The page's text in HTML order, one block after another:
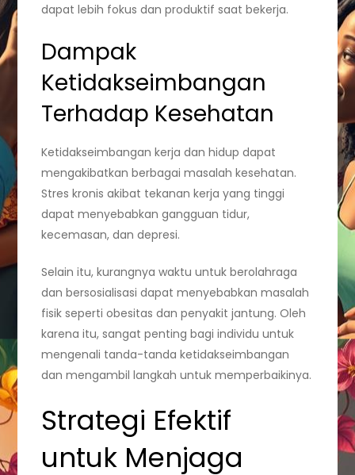
dapat lebih fokus dan produktif saat bekerja.
Dampak
Ketidakseimbangan
Terhadap Kesehatan
Ketidakseimbangan kerja dan hidup dapat
mengakibatkan berbagai masalah kesehatan.
Stres kronis akibat tekanan kerja yang tinggi
dapat menyebabkan gangguan tidur,
kecemasan, dan depresi.
Selain itu, kurangnya waktu untuk berolahraga
dan bersosialisasi dapat menyebabkan masalah
fisik seperti obesitas dan penyakit jantung. Oleh
karena itu, sangat penting bagi individu untuk
mengenali tanda-tanda ketidakseimbangan
dan mengambil langkah untuk memperbaikinya.
Strategi Efektif
untuk Menjaga